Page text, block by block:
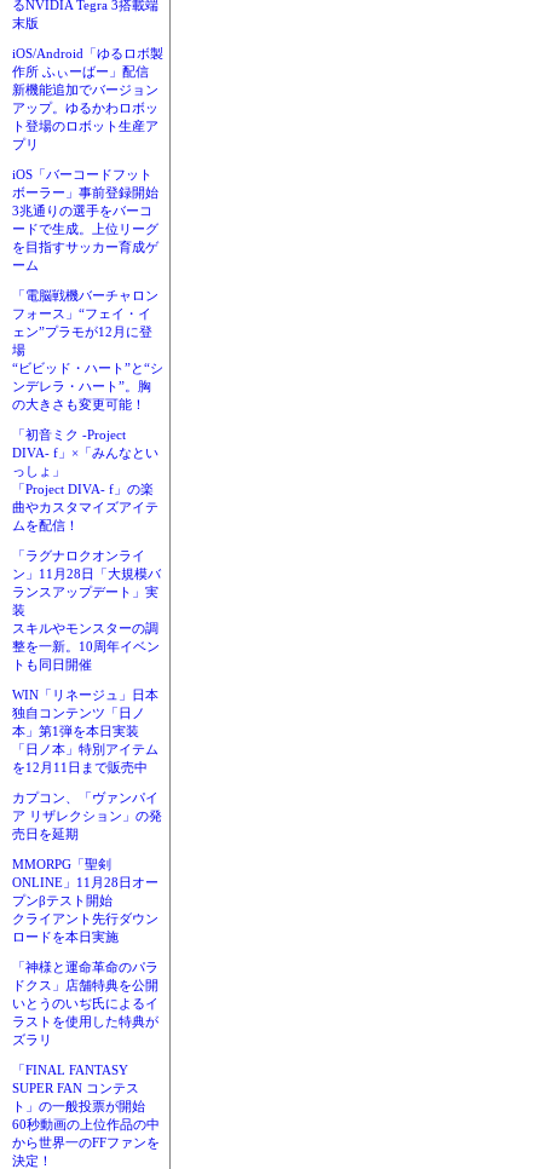
るNVIDIA Tegra 3搭載端
末版
iOS/Android「ゆるロボ製
作所 ふぃーばー」配信
新機能追加でバージョン
アップ。ゆるかわロボッ
ト登場のロボット生産ア
プリ
iOS「バーコードフット
ボーラー」事前登録開始
3兆通りの選手をバーコ
ードで生成。上位リーグ
を目指すサッカー育成ゲ
ーム
「電脳戦機バーチャロン
フォース」“フェイ・イ
ェン”プラモが12月に登
場
“ビビッド・ハート”と“シ
ンデレラ・ハート”。胸
の大きさも変更可能！
「初音ミク -Project
DIVA- f」×「みんなとい
っしょ」
「Project DIVA- f」の楽
曲やカスタマイズアイテ
ムを配信！
「ラグナロクオンライ
ン」11月28日「大規模バ
ランスアップデート」実
装
スキルやモンスターの調
整を一新。10周年イベン
トも同日開催
WIN「リネージュ」日本
独自コンテンツ「日ノ
本」第1弾を本日実装
「日ノ本」特別アイテム
を12月11日まで販売中
カプコン、「ヴァンパイ
ア リザレクション」の発
売日を延期
MMORPG「聖剣
ONLINE」11月28日オー
プンβテスト開始
クライアント先行ダウン
ロードを本日実施
「神様と運命革命のパラ
ドクス」店舗特典を公開
いとうのいぢ氏によるイ
ラストを使用した特典が
ズラリ
「FINAL FANTASY
SUPER FAN コンテス
ト」の一般投票が開始
60秒動画の上位作品の中
から世界一のFFファンを
決定！